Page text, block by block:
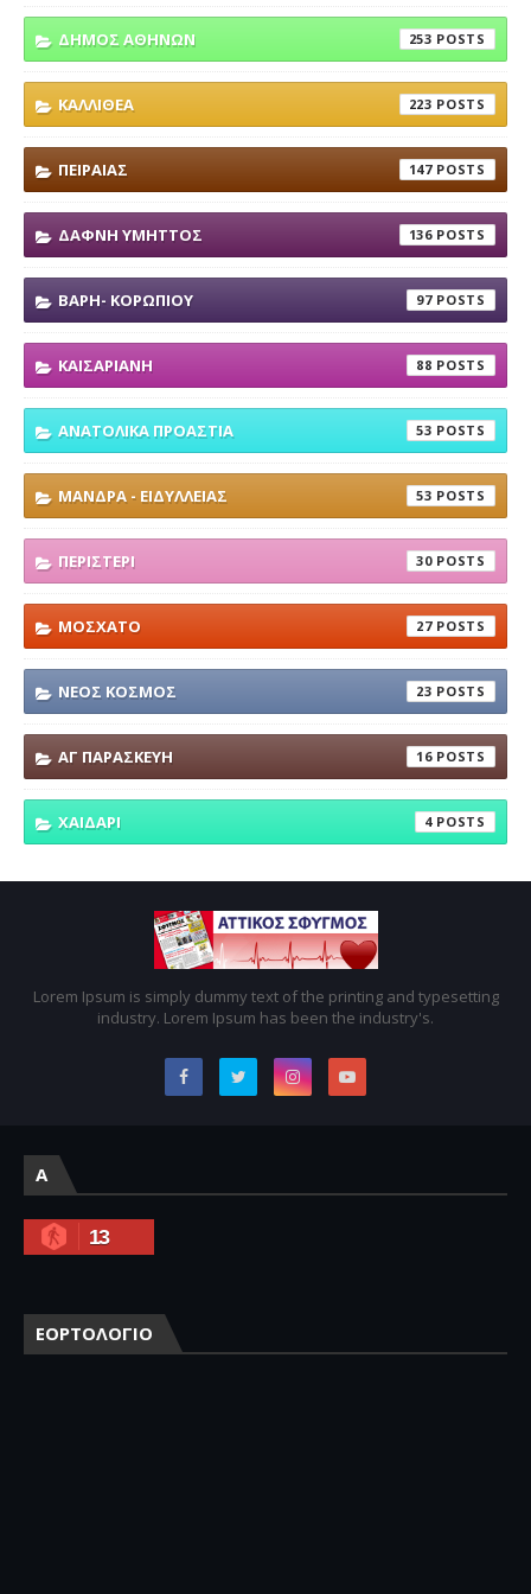
ΔΗΜΟΣ ΑΘΗΝΩΝ 253
ΚΑΛΛΙΘΕΑ 223
ΠΕΙΡΑΙΑΣ 147
ΔΑΦΝΗ ΥΜΗΤΤΟΣ 136
ΒΑΡΗ- ΚΟΡΩΠΙΟΥ 97
ΚΑΙΣΑΡΙΑΝΗ 88
ΑΝΑΤΟΛΙΚΑ ΠΡΟΑΣΤΙΑ 53
ΜΑΝΔΡΑ - ΕΙΔΥΛΛΕΙΑΣ 53
ΠΕΡΙΣΤΕΡΙ 30
ΜΟΣΧΑΤΟ 27
ΝΕΟΣ ΚΟΣΜΟΣ 23
ΑΓ ΠΑΡΑΣΚΕΥΗ 16
ΧΑΙΔΑΡΙ 4
Lorem Ipsum is simply dummy text of the printing and typesetting
industry. Lorem Ipsum has been the industry's.
A
13
ΕΟΡΤΟΛΟΓΙΟ